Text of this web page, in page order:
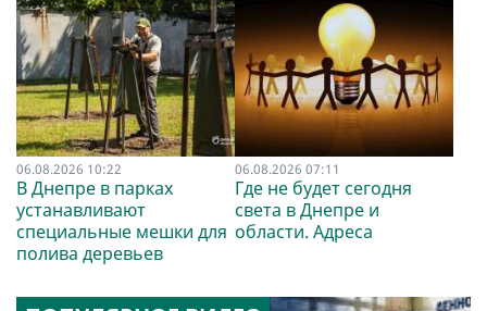
06.08.2026 10:22
В Днепре в парках
устанавливают
специальные мешки для
полива деревьев
06.08.2026 07:11
Где не будет сегодня
света в Днепре и
области. Адреса